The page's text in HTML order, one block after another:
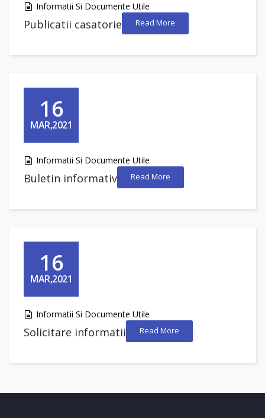
Informatii Si Documente Utile
Publicatii casatorie Read More
16
MAR,2021
Informatii Si Documente Utile
Buletin informativ Read More
16
MAR,2021
Informatii Si Documente Utile
Solicitare informatii Read More